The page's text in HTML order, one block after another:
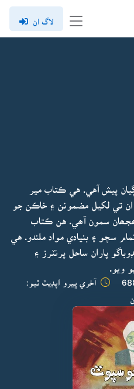
لاگ ان
پيش آهي. هي ڪتاب مير
ان تي لکيل مضمونن ۽ خاڪن جو
سمون آھي. هن ڪتاب
سچو ۽ بنيادي مواد ملندو. هي
پاران ساحل پرنٽرز ۽
آخري ڀيرو اپڊيٽ ٿيو: